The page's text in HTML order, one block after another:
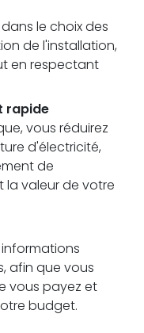
le choix des
de l'installation,
en respectant
rapide
vous réduirez
d'électricité,
de
valeur de votre
afin que vous
vous payez et
budget.